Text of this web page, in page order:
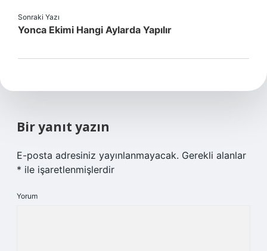
Sonraki Yazı
Yonca Ekimi Hangi Aylarda Yapılır
Bir yanıt yazın
E-posta adresiniz yayınlanmayacak. Gerekli alanlar
* ile işaretlenmişlerdir
Yorum